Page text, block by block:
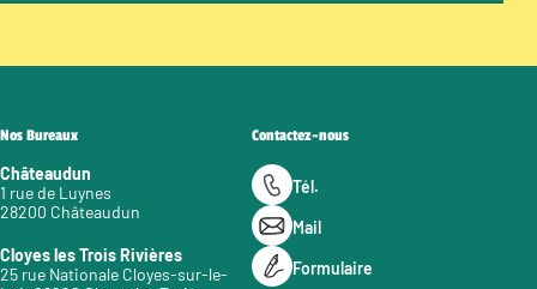
Nos Bureaux
Châteaudun
1 rue de Luynes
28200 Châteaudun
Cloyes les Trois Rivières
25 rue Nationale Cloyes-sur-le-
Contactez-nous
Tél.
Mail
Formulaire